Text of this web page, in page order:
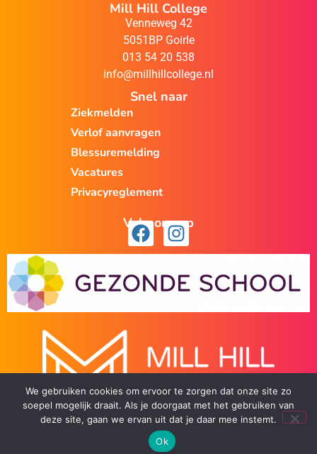
Mill Hill College
Venneweg 42
5051BP Goirle
013 54 20 538
info@millhillcollege.nl
Snel naar
Ziekmelden
Verlof aanvragen
Blessuremelding
Vacatures
Privacyreglement
Volg ons op
We gebruiken cookies om ervoor te zorgen dat onze site zo
soepel mogelijk draait. Als je doorgaat met het gebruiken van
deze site, gaan we ervan uit dat je daar mee instemt.
Ok